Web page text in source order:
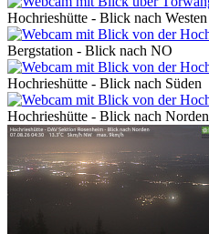
Hochrieshütte - Blick nach Westen
Bergstation - Blick nach NO
Hochrieshütte - Blick nach Süden
Hochrieshütte - Blick nach Norden